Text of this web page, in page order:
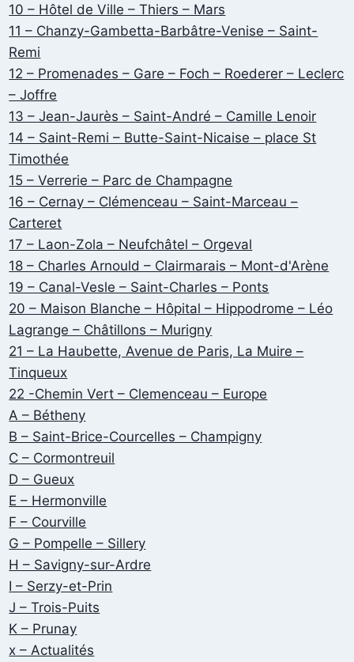
10 – Hôtel de Ville – Thiers – Mars
11 – Chanzy-Gambetta-Barbâtre-Venise – Saint-
Remi
12 – Promenades – Gare – Foch – Roederer – Leclerc
– Joffre
13 – Jean-Jaurès – Saint-André – Camille Lenoir
14 – Saint-Remi – Butte-Saint-Nicaise – place St
Timothée
15 – Verrerie – Parc de Champagne
16 – Cernay – Clémenceau – Saint-Marceau –
Carteret
17 – Laon-Zola – Neufchâtel – Orgeval
18 – Charles Arnould – Clairmarais – Mont-d'Arène
19 – Canal-Vesle – Saint-Charles – Ponts
20 – Maison Blanche – Hôpital – Hippodrome – Léo
Lagrange – Châtillons – Murigny
21 – La Haubette, Avenue de Paris, La Muire –
Tinqueux
22 -Chemin Vert – Clemenceau – Europe
A – Bétheny
B – Saint-Brice-Courcelles – Champigny
C – Cormontreuil
D – Gueux
E – Hermonville
F – Courville
G – Pompelle – Sillery
H – Savigny-sur-Ardre
I – Serzy-et-Prin
J – Trois-Puits
K – Prunay
x – Actualités